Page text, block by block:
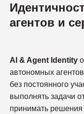
агентов и
AI & Agent Identity
автономных
без постоянного
выполнять задачи
принимать решения